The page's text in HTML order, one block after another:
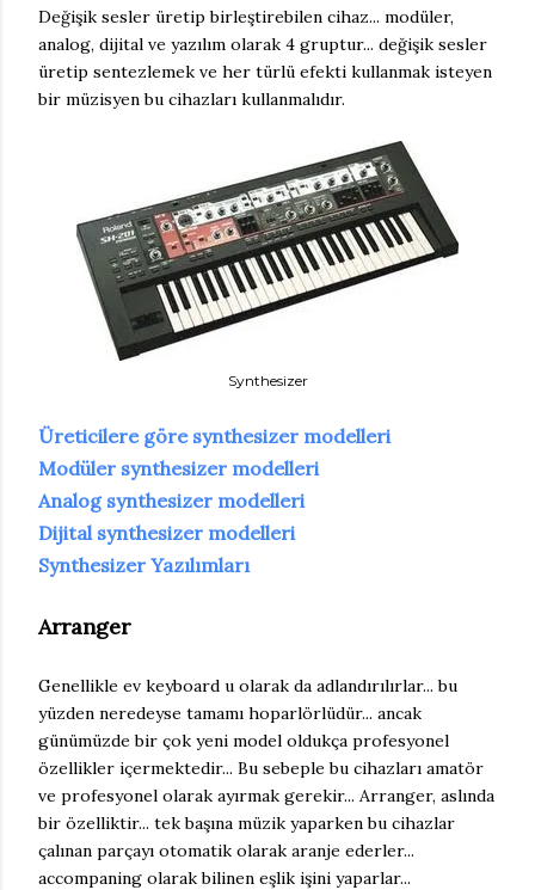
Değişik sesler üretip birleştirebilen cihaz... modüler,
analog, dijital ve yazılım olarak 4 gruptur... değişik sesler
üretip sentezlemek ve her türlü efekti kullanmak isteyen
bir müzisyen bu cihazları kullanmalıdır.
Synthesizer
Üreticilere göre synthesizer modelleri
Modüler synthesizer modelleri
Analog synthesizer modelleri
Dijital synthesizer modelleri
Synthesizer Yazılımları
Arranger
Genellikle ev keyboard u olarak da adlandırılırlar... bu
yüzden neredeyse tamamı hoparlörlüdür... ancak
günümüzde bir çok yeni model oldukça profesyonel
özellikler içermektedir... Bu sebeple bu cihazları amatör
ve profesyonel olarak ayırmak gerekir... Arranger, aslında
bir özelliktir... tek başına müzik yaparken bu cihazlar
çalınan parçayı otomatik olarak aranje ederler...
accompaning olarak bilinen eşlik işini yaparlar...